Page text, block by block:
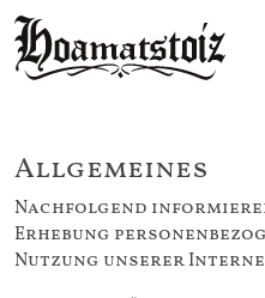
Direkt zur
Direkt zum Inhalt springen
Allgemeines
Nachfolgend
Erhebung
Nutzung unserer